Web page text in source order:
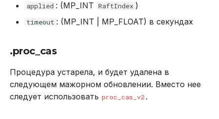
applied : (MP_INT RaftIndex )
timeout : (MP_INT | MP_FLOAT) в секундах
.proc_cas
Процедура устарела, и будет удалена в
следующем мажорном обновлении. Вместо нее
следует использовать proc_cas_v2.